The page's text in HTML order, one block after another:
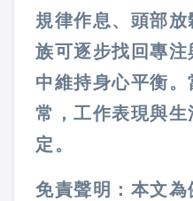
規律作息、頭部
族可逐步找回專
中維持身心平衡。
常，工作表現與
定。
免責聲明：本文